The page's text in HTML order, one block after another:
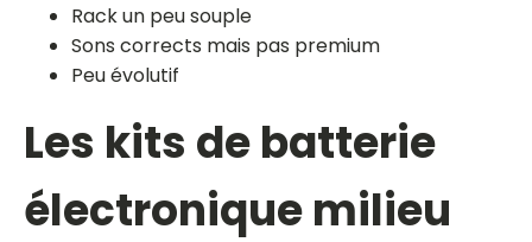
Rack un peu souple
Sons corrects mais pas premium
Peu évolutif
Les kits de batterie
électronique milieu